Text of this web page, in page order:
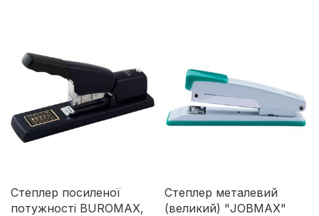
Степлер посиленої
потужності BUROMAX,
Степлер металевий
(великий) "JOBMAX"